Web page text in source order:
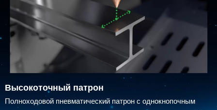
Высокоточный патрон
Полноходовой пневматический патрон с однокнопочным